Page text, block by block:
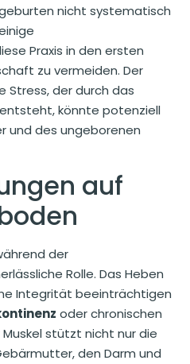
nicht systematisch
Praxis in den ersten
zu vermeiden. Der
Stress, der durch das
könnte potenziell
und des ungeborenen
auf
der
Rolle. Das Heben
Integrität beeinträchtigen
oder chronischen
stützt nicht nur die
den Darm und